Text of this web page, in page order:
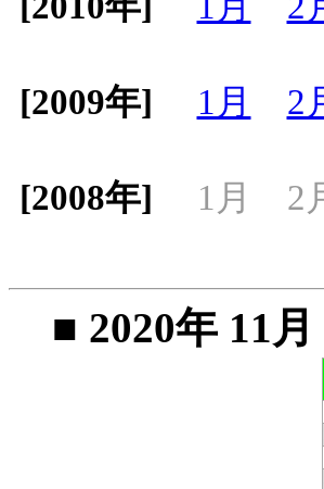
[2009年]
1月 2
[2008年]
1月 2
■ 2020年 11